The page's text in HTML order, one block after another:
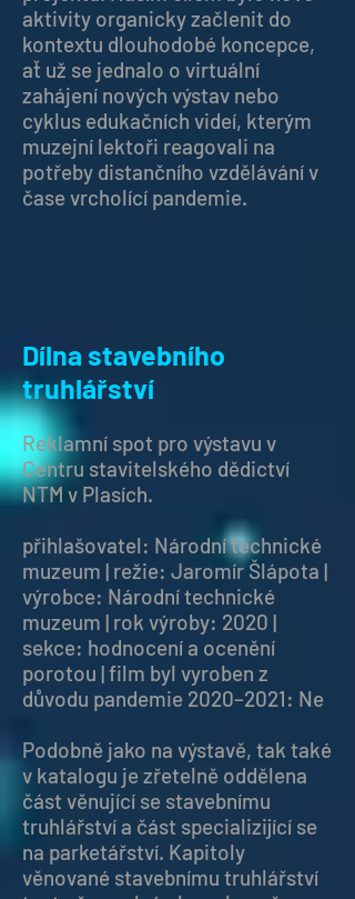
aktivity organicky začlenit do
kontextu dlouhodobé koncepce,
ať už se jednalo o virtuální
zahájení nových výstav nebo
cyklus edukačních videí, kterým
muzejní lektoři reagovali na
potřeby distančního vzdělávání v
čase vrcholící pandemie.
Dílna stavebního
truhlářství
Reklamní spot pro výstavu v
Centru stavitelského dědictví
NTM v Plasích.
přihlašovatel: Národní technické
muzeum | režie: Jaromír Šlápota |
výrobce: Národní technické
muzeum | rok výroby: 2020 |
sekce: hodnocení a ocenění
porotou | film byl vyroben z
důvodu pandemie 2020–2021: Ne
Podobně jako na výstavě, tak také
v katalogu je zřetelně oddělena
část věnující se stavebnímu
truhlářství a část specializijící se
na parketářství. Kapitoly
věnované stavebnímu truhlářství